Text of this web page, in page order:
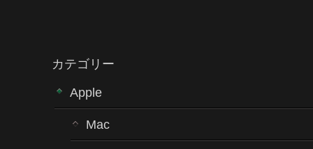
カテゴリー
Apple
Mac